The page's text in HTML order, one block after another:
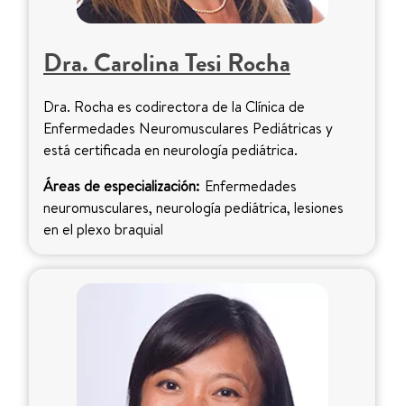
Dra. Carolina Tesi Rocha
Dra. Rocha es codirectora de la Clínica de
Enfermedades Neuromusculares Pediátricas y
está certificada en neurología pediátrica.
Áreas de especialización: Enfermedades
neuromusculares, neurología pediátrica, lesiones
en el plexo braquial